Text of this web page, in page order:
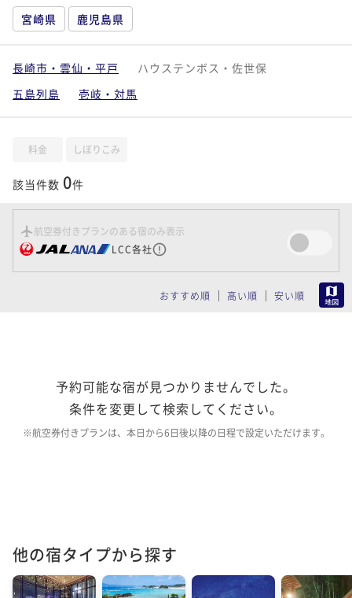
宮崎県
鹿児島県
長崎市・雲仙・平戸
ハウステンボス・佐世保
五島列島
壱岐・対馬
料金 しぼりこみ
該当件数 0件
航空券付きプランのある宿のみ表示
LCC各社
おすすめ順 高い順 安い順
予約可能な宿が見つかりませんでした。
条件を変更して検索してください。
※航空券付きプランは、本日から6日後以降の日程で設定いただけます。
他の宿タイプから探す